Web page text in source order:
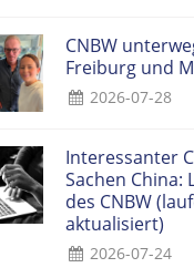
CNBW
Freiburg und
2026-07-28
Interessanter
Sachen China:
des CNBW
aktualisiert)
2026-07-24